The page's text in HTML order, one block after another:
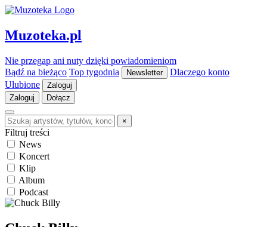
Muzoteka.pl
Nie przegap ani nuty dzięki powiadomieniom
Bądź na bieżąco Top tygodnia Newsletter
Dlaczego konto
Ulubione
Zaloguj
Zaloguj
Dołącz
×
Filtruj treści
News
Koncert
Klip
Album
Podcast